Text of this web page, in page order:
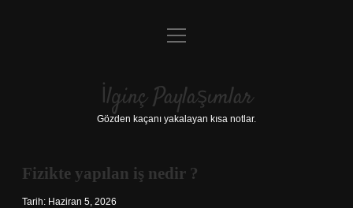
Anasayfa
Yasal Uyarı
menüyü
İlginç Paylaşımlar
Gözden kaçanı yakalayan kısa notlar.
Fizikte yapılan iş nedir ?
Tarih: Haziran 5, 2026